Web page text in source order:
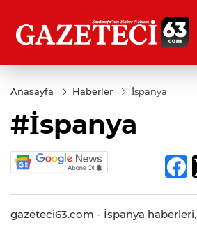
Anasayfa Haberler İspanya
#İspanya
gazeteci63.com - İspanya